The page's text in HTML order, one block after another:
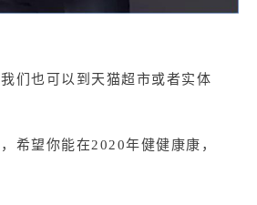
们也可以到天猫超市或者实体
希望你能在2020年健健康康，